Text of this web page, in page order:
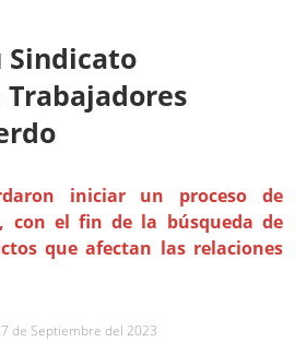
Sindicato
iniciar un proceso de
con el fin de la búsqueda de
que afectan las relaciones
de Septiembre del 2023